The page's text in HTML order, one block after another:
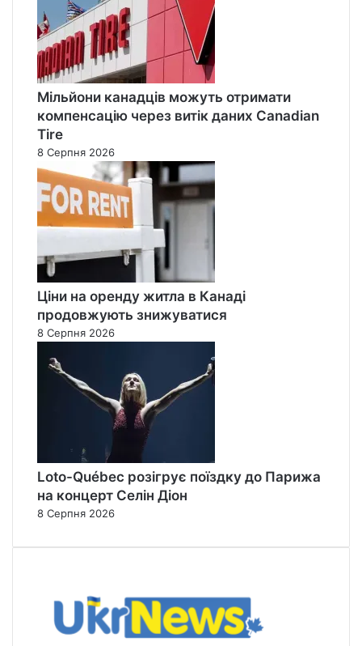
Мільйони канадців можуть отримати
компенсацію через витік даних Canadian
Tire
8 Серпня 2026
Ціни на оренду житла в Канаді
продовжують знижуватися
8 Серпня 2026
Loto-Québec розігрує поїздку до Парижа
на концерт Селін Діон
8 Серпня 2026